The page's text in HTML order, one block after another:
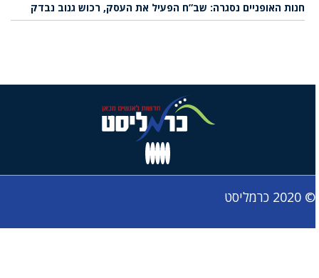
חנות האופניים נסגרה: שב”ח הפעיל את העסק, רכוש גנוב נבדק
© 2020 כרמליסט